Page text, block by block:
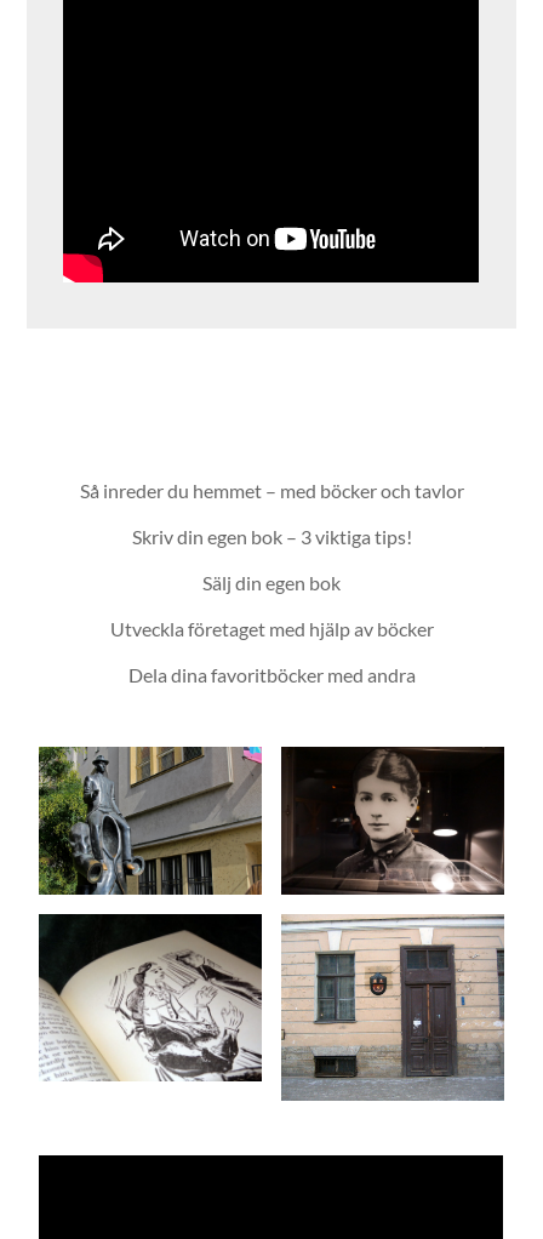
Så inreder du hemmet – med böcker och tavlor
Skriv din egen bok – 3 viktiga tips!
Sälj din egen bok
Utveckla företaget med hjälp av böcker
Dela dina favoritböcker med andra